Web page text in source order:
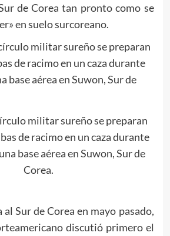
de Corea tan pronto como se
en suelo surcoreano.
militar sureño se preparan
de racimo en un caza durante
base aérea en Suwon, Sur de
Corea.
Sur de Corea en mayo pasado,
discutió primero el